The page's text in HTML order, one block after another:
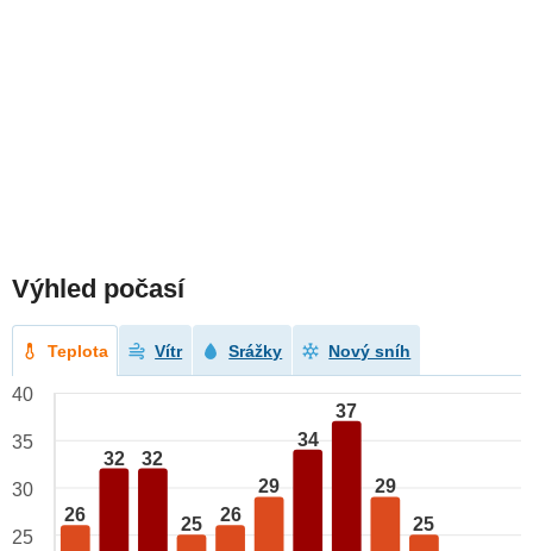
Výhled počasí
Teplota Vítr Srážky Nový sníh
26
32 32
25 26
29
34
37
29
25
40
35
30
25